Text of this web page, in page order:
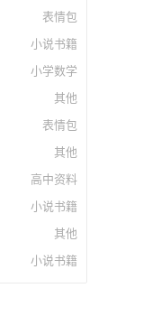
表情包
小说书籍
小学数学
其他
表情包
其他
高中资料
小说书籍
其他
小说书籍